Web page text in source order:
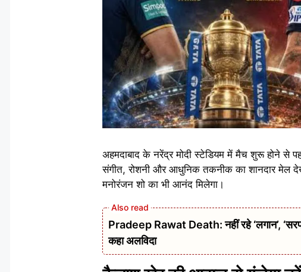
अहमदाबाद के नरेंद्र मोदी स्टेडियम में मैच शुरू होने से
संगीत, रोशनी और आधुनिक तकनीक का शानदार मेल
मनोरंजन शो का भी आनंद मिलेगा।
Pradeep Rawat Death: नहीं रहे ‘लगान’,
कहा अलविदा